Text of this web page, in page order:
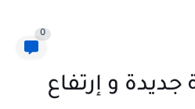
0
25 حالة جديدة و إرتفاع